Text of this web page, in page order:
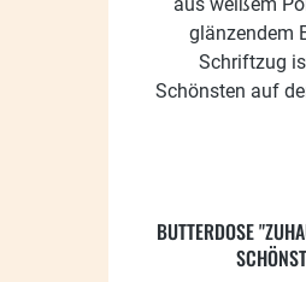
BUTTERDOSE